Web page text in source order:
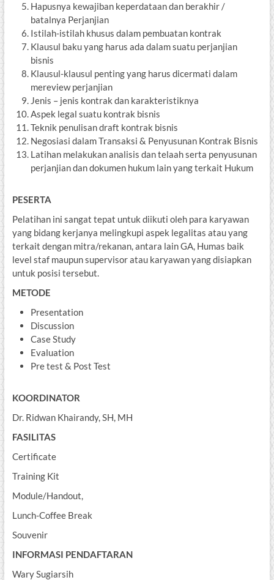
Hapusnya kewajiban keperdataan dan berakhir /
batalnya Perjanjian
Istilah‐istilah khusus dalam pembuatan kontrak
Klausul baku yang harus ada dalam suatu perjanjian
bisnis
Klausul-klausul penting yang harus dicermati dalam
mereview perjanjian
Jenis – jenis kontrak dan karakteristiknya
Aspek legal suatu kontrak bisnis
Teknik penulisan draft kontrak bisnis
Negosiasi dalam Transaksi & Penyusunan Kontrak Bisnis
Latihan melakukan analisis dan telaah serta penyusunan
perjanjian dan dokumen hukum lain yang terkait Hukum
PESERTA
Pelatihan ini sangat tepat untuk diikuti oleh para karyawan
yang bidang kerjanya melingkupi aspek legalitas atau yang
terkait dengan mitra/rekanan, antara lain GA, Humas baik
level staf maupun supervisor atau karyawan yang disiapkan
untuk posisi tersebut.
METODE
Presentation
Discussion
Case Study
Evaluation
Pre test & Post Test
KOORDINATOR
Dr. Ridwan Khairandy, SH, MH
FASILITAS
Certificate
Training Kit
Module/Handout,
Lunch-Coffee Break
Souvenir
INFORMASI PENDAFTARAN
Wary Sugiarsih